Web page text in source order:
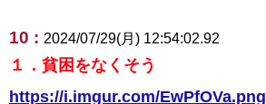
10 : 2024/07/29(月) 12:54:02.92
１．貧困をなくそう
https://i.imgur.com/EwPfOVa.png